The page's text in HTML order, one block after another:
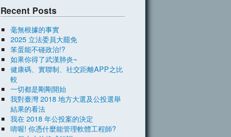
Recent Posts
毫無根據的事實
2025 立法委員大罷免
笨蛋能不碰政治!?
如果你得了武漢肺炎~
健康碼、實聯制、社交距離APP之比
較
一切都是剛剛開始
我對臺灣 2018 地方大選及公投選舉
結果的看法
我在 2018 年公投案的決定
唷喔! 你憑什麼能管理軟體工程師?